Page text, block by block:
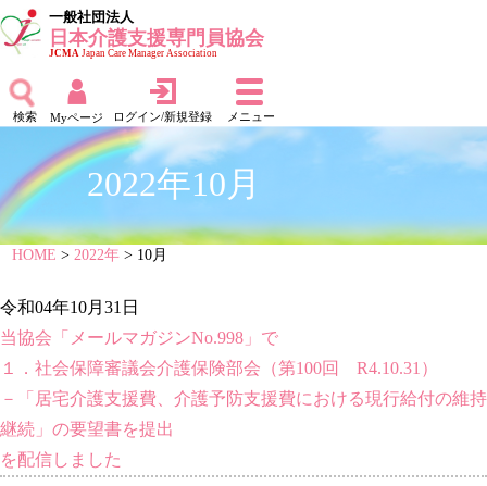
一般社団法人
日本介護支援専門員協会
JCMAJapan Care Manager Association
検索 Myページ ログイン/新規登録 メニュー
2022年10月
HOME >2022年 > 10月
令和04年10月31日
当協会「メールマガジンNo.998」で
１．社会保障審議会介護保険部会（第100回 R4.10.31）
－「居宅介護支援費、介護予防支援費における現行給付の維持
継続」の要望書を提出
を配信しました